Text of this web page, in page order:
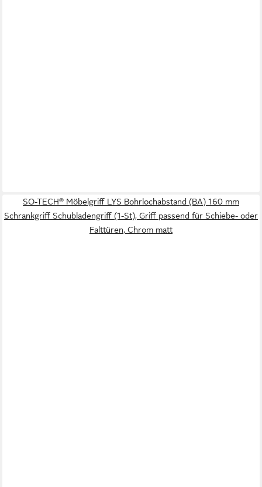
SO-TECH® Möbelgriff LYS Bohrlochabstand (BA) 160 mm
Schrankgriff Schubladengriff (1-St), Griff passend für Schiebe- oder
Falttüren, Chrom matt